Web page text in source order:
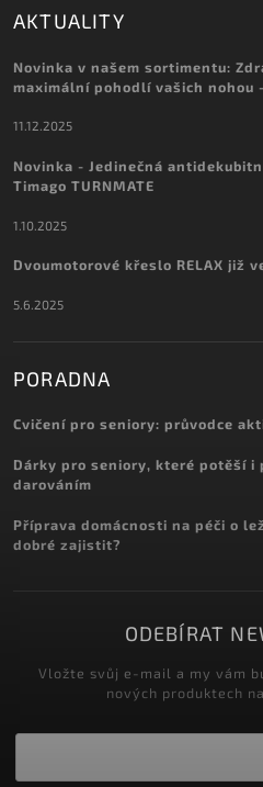
AKTUALITY
Novinka v našem sortimentu:
maximální pohodlí vašich nohou
11.12.2025
Novinka - Jedinečná
Timago TURNMATE
1.10.2025
Dvoumotorové křeslo RELAX již
5.6.2025
PORADNA
Cvičení pro seniory: průvodce
Dárky pro seniory, které potěší i
darováním
Příprava domácnosti na péči o
dobré zajistit?
ODEBÍRAT
Vložte svůj e-mail a my vám
nových produktech